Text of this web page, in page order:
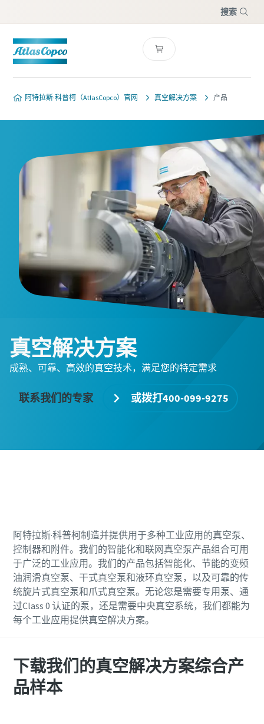
搜索
阿特拉斯·科普柯（AtlasCopco）官网 真空解决方案 产品
渠道合作伙伴招募计划
阿特拉斯·科普柯入驻京东平台
点击此处了解详情
渠道合作伙伴招募计划
扫码提交您的合作申请
阿特拉斯·科普柯入驻京东平台
真空泵及真空备件 一键下单 轻松订购
渠道合作伙伴招募计划
阿特拉斯·科普柯入驻京东平台
真空解决方案
成熟、可靠、高效的真空技术，满足您的特定需求
联系我们的专家 或拨打400-099-9275
阿特拉斯·科普柯制造并提供用于多种工业应用的真空泵、
控制器和附件。我们的智能化和联网真空泵产品组合可用
于广泛的工业应用。我们的产品包括智能化、节能的变频
油润滑真空泵、干式真空泵和液环真空泵，以及可靠的传
统旋片式真空泵和爪式真空泵。无论您是需要专用泵、通
过Class 0 认证的泵，还是需要中央真空系统，我们都能为
每个工业应用提供真空解决方案。
下载我们的真空解决方案综合产
品样本
请联系我们的真空泵专家
阿特拉斯 · 科普柯拥有一支专门的
团队，可为您提供有关真空泵和真
空解决方案的建议。
打开京东APP，搜索“阿特拉斯·科
样，一键下单轻松订购。
标有 (*) 的字段全部为必填字段
个人信息
电话
其他信息
国家/地区
请联系我们的真空泵专家
阿特拉斯 · 科普柯拥有一支专门的
团队，可为您提供有关真空泵和真
空解决方案的建议。
打开京东APP，搜索“阿特拉斯·科
样，一键下单轻松订购。
标有 (*) 的字段全部为必填字段
个人信息
电话
其他信息
国家/地区
请联系我们的真空泵专家
阿特拉斯 · 科普柯拥有一支专门的
团队，可为您提供有关真空泵和真
空解决方案的建议。
打开京东APP，搜索“阿特拉斯·科
样，一键下单轻松订购。
标有 (*) 的字段全部为必填字段
个人信息
电话
其他信息
国家/地区